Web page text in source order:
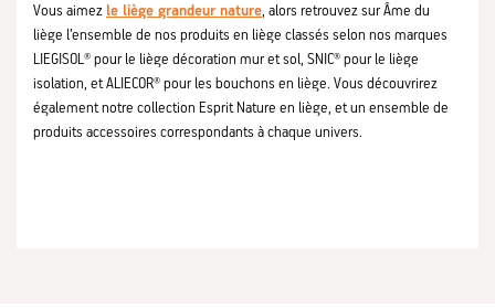
Vous aimez le liège grandeur nature, alors retrouvez sur Âme du
liège l’ensemble de nos produits en liège classés selon nos marques
LIEGISOL® pour le liège décoration mur et sol, SNIC® pour le liège
isolation, et ALIECOR® pour les bouchons en liège. Vous découvrirez
également notre collection Esprit Nature en liège, et un ensemble de
produits accessoires correspondants à chaque univers.